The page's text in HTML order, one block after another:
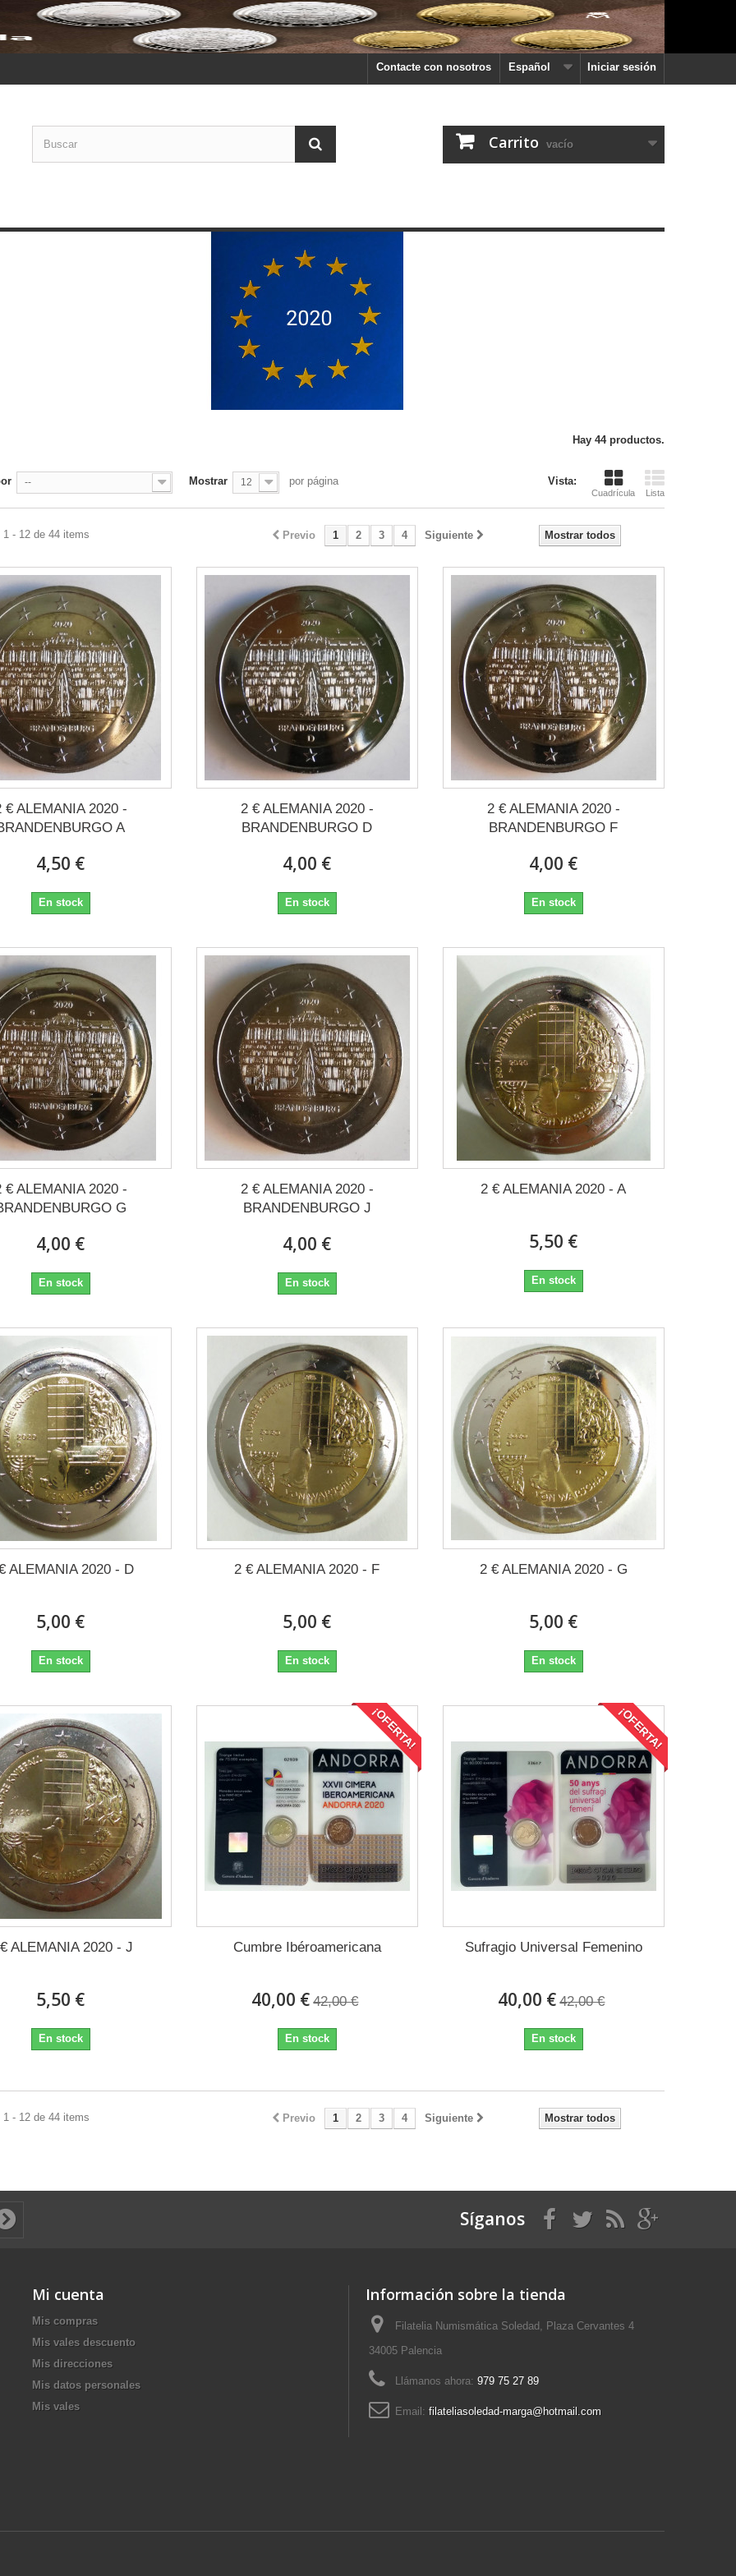
Iniciar sesión
Español
Contacte con nosotros
Carrito vacío
Hay 44 productos.
Vista:
Cuadrícula Lista
-- Mostrar 12 por página
Mostrar todos
Previo 1 2 3 4 Siguiente
1 - 12 de 44 items
€ ALEMANIA 2020 -
A
4,50 €
En stock
2 € ALEMANIA 2020 -
BRANDENBURGO D
4,00 €
En stock
2 € ALEMANIA 2020 -
BRANDENBURGO F
4,00 €
En stock
€ ALEMANIA 2020 -
G
4,00 €
En stock
2 € ALEMANIA 2020 -
BRANDENBURGO J
4,00 €
En stock
2 € ALEMANIA 2020 - A
5,50 €
En stock
ALEMANIA 2020 - D
5,00 €
En stock
2 € ALEMANIA 2020 - F
5,00 €
En stock
2 € ALEMANIA 2020 - G
5,00 €
En stock
ALEMANIA 2020 - J
5,50 €
En stock
¡OFERTA!
Cumbre Ibéroamericana
40,00 € 42,00 €
En stock
¡OFERTA!
Sufragio Universal Femenino
40,00 € 42,00 €
En stock
Mostrar todos
Previo 1 2 3 4 Siguiente
1 - 12 de 44 items
Síganos
Mi cuenta
Mis compras
Mis vales descuento
Mis direcciones
Mis datos personales
Mis vales
Información sobre la tienda
Filatelia Numismática Soledad, Plaza Cervantes 4
34005 Palencia
Llámanos ahora: 979 75 27 89
Email: filateliasoledad-marga@hotmail.com